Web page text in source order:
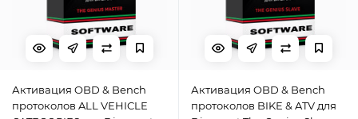
Активация OBD & Bench
протоколов ALL VEHICLE
Активация OBD & Bench
протоколов BIKE & ATV для